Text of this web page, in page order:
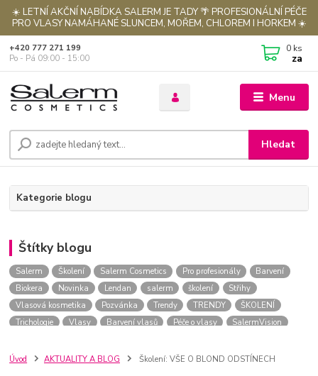
☀️ LETNÍ AKČNÍ NABÍDKA SALERM JE TADY 🌴 PROFESIONÁLNÍ PÉČE
PRO VLASY NAMÁHANÉ SLUNCEM, MOŘEM, CHLOREM I HORKEM ☀️
Menu
Hledat
+420 777 271 199
Po - Pá 09:00 - 15:00
0 ks
za
Kategorie blogu
Štítky blogu
Salerm Školení Salerm Cosmetics Pro profesionály
Barvení
Biokera
Novinka Lendan salerm školení
Střihy
Vlasová kosmetika
Pozvánka Trendy TRENDY
ŠKOLENÍ
Trichologie
Vlasy Barvení vlasů Péče o vlasy
SalermVision
Blond
Pleťová kosmetika GDPR
pro kadeřníky
Úvod AKTUALITY A BLOG Školení: VŠE O BLOND ODSTÍNECH